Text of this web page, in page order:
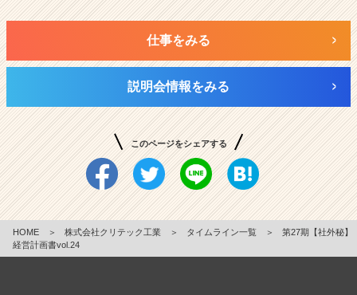
仕事をみる
説明会情報をみる
このページをシェアする
HOME ＞ 株式会社クリテック工業 ＞ タイムライン一覧 ＞
第27期【社外秘】
経営計画書vol.24